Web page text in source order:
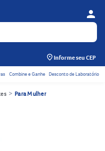
person
Informe seu CEP
rápidos do cabeçalho
Combine e Ganhe Desconto de Laboratório
> Para Mulher